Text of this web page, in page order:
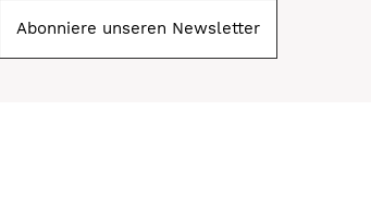
Abonniere unseren Newsletter